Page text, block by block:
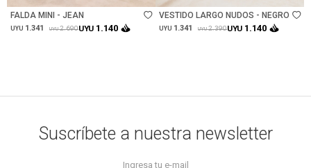
FALDA MINI - JEAN
UYU 1.341 UYU 2.690UYU 1.140
VESTIDO LARGO NUDOS - NEGRO
UYU 1.341 UYU 2.390UYU 1.140
Suscríbete a nuestra newsletter